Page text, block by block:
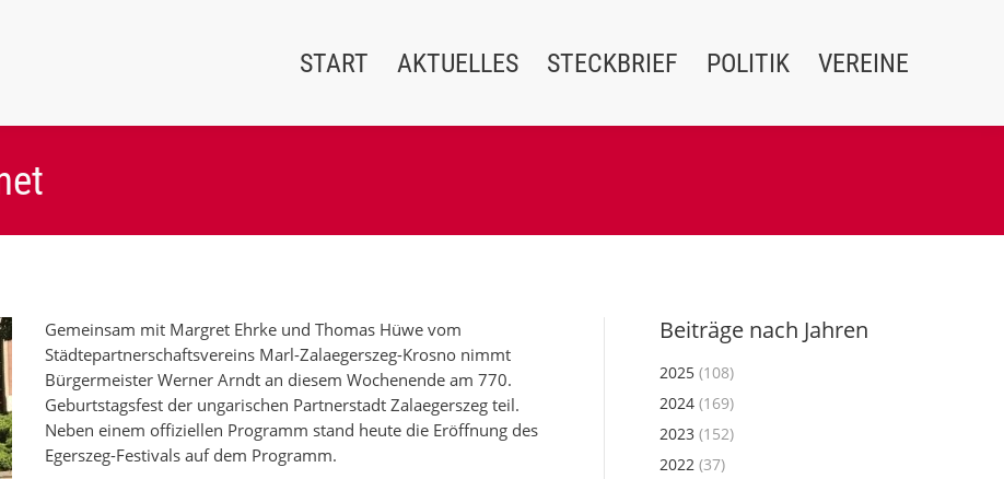
START AKTUELLES STECKBRIEF POLITIK VEREINE
Gemeinsam mit Margret Ehrke und Thomas Hüwe vom
Städtepartnerschaftsvereins Marl-Zalaegerszeg-Krosno nimmt
Bürgermeister Werner Arndt an diesem Wochenende am 770.
Geburtstagsfest der ungarischen Partnerstadt Zalaegerszeg teil.
Neben einem offiziellen Programm stand heute die Eröffnung des
Egerszeg-Festivals auf dem Programm.
Beiträge nach Jahren
2025(108)
2024(169)
2023(152)
2022(37)